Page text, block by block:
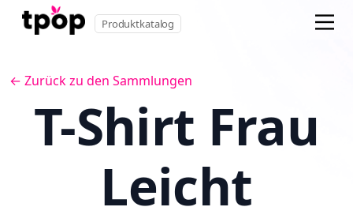
Produktkatalog
← Zurück zu den Sammlungen
T-Shirt Frau
Leicht